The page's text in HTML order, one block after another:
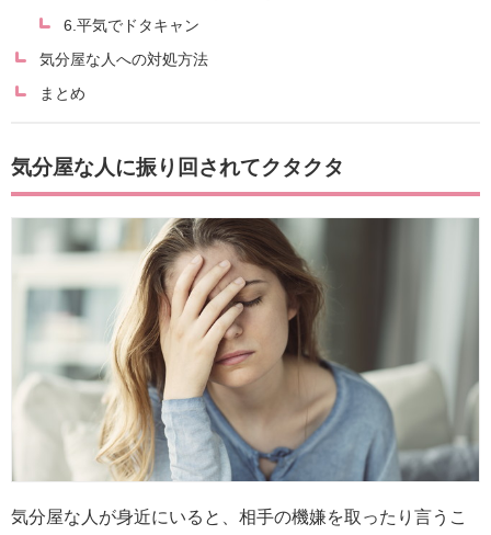
6.平気でドタキャン
気分屋な人への対処方法
まとめ
気分屋な人に振り回されてクタクタ
気分屋な人が身近にいると、相手の機嫌を取ったり言うこ